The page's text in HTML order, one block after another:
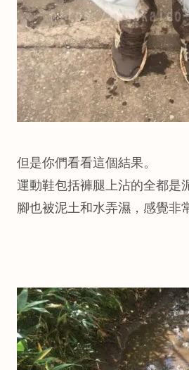
但是你們看看這個結果。
運動鞋包括褲腿上沾的全都是
腳也被泥土和水弄濕，感覺非